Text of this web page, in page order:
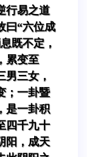
行易之道
曰“六位成
既不定，
累变至
男三女，
；一卦暨
是一卦积
四千九十
阳，成天